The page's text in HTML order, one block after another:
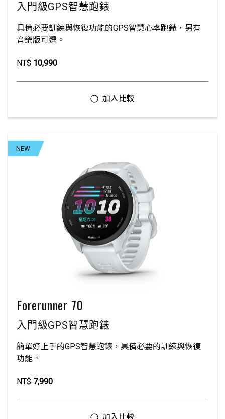
入門級GPS智慧跑錶
具備必要訓練與恢復功能的GPS智慧心率跑錶，另有
音樂版可選。
NT$ 10,990
NEW
Forerunner 70
入門級GPS智慧跑錶
簡單好上手的GPS智慧跑錶，具備必要的訓練與恢復
功能。
NT$ 7,990